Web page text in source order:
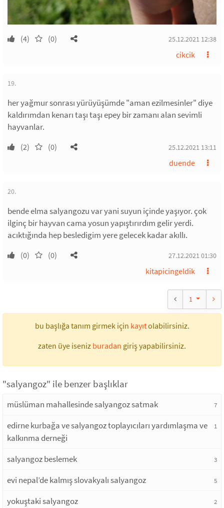
(4) (0) 25.12.2021 12:38
cikcik
19.
her yağmur sonrası yürüyüşümde "aman ezilmesinler" diye
kaldırımdan kenarı taşı taşı epey bir zamanı alan sevimli
hayvanlar.
(2) (0) 25.12.2021 13:11
duende
20.
bende elma salyangozu var yani suyun içinde yaşıyor. çok
ilginç bir hayvan cama yosun yapıştırırdım gelir yerdi.
acıktığında hep besledigim yere gelecek kadar akıllı.
(0) (0) 27.12.2021 01:30
kitapicingeldik
1
bu başlığa tanım girmek için kayıtolabilirsiniz.
zaten üye iseniz buradan giriş yapabilirsiniz.
"salyangoz" ile benzer başlıklar
müslüman mahallesinde salyangoz satmak 7
edirne kurbağa ve salyangoz toplayıcıları yardımlaşma ve
kalkınma derneği
1
salyangoz beslemek 3
evi nepal’de kalmış slovakyalı salyangoz 5
yokuştaki salyangoz 2